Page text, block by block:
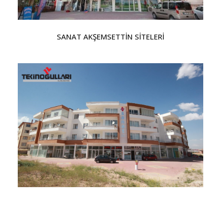
SANAT AKŞEMSETTİN SİTELERİ